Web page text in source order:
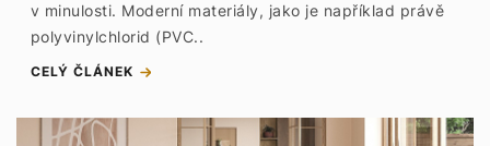
v minulosti. Moderní materiály, jako je například právě
polyvinylchlorid (PVC..
CELÝ ČLÁNEK